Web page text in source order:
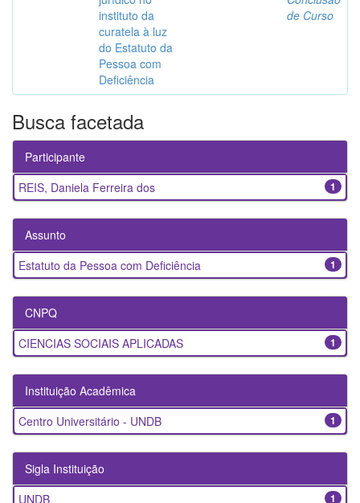
instituto da
curatela à luz
do Estatuto da
Pessoa com
Deficiência
de Curso
Busca facetada
Participante
1
REIS, Daniela Ferreira dos
Assunto
1
Estatuto da Pessoa com Deficiência
CNPQ
1
CIENCIAS SOCIAIS APLICADAS
Instituição Acadêmica
1
Centro Universitário - UNDB
Sigla Instituição
1
UNDB